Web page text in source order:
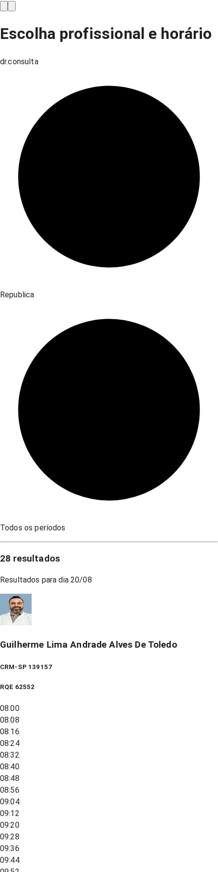
Escolha profissional e horário
dr.consulta
Republica
Todos os períodos
28 resultados
Resultados para dia20/08
Guilherme Lima Andrade Alves De Toledo
CRM-SP 139157
RQE 62552
08:00
08:08
08:16
08:24
08:32
08:40
08:48
08:56
09:04
09:12
09:20
09:28
09:36
09:44